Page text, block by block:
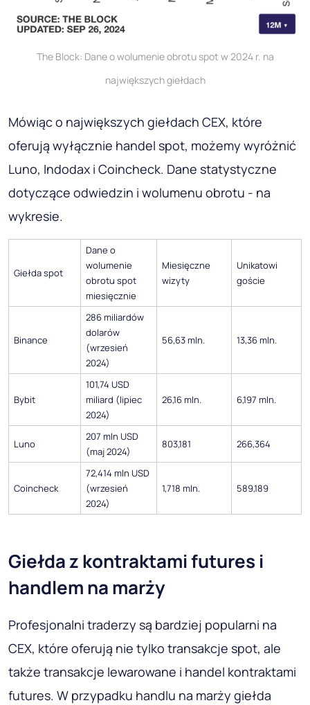
The Block: Dane o wolumenie obrotu spot w 2024 r. na
największych giełdach
Mówiąc o największych giełdach CEX, które
oferują wyłącznie handel spot, możemy wyróżnić
Luno, Indodax i Coincheck. Dane statystyczne
dotyczące odwiedzin i wolumenu obrotu - na
wykresie.
Giełda spot
Dane o
wolumenie
obrotu spot
miesięcznie
Miesięczne
wizyty
Unikatowi
goście
Binance
286 miliardów
dolarów
(wrzesień
2024)
56,63 mln. 13,36 mln.
Bybit
101,74 USD
miliard (lipiec
2024)
26,16 mln. 6,197 mln.
Luno
207 mln USD
(maj 2024)
803,181 266,364
Coincheck
72,414 mln USD
(wrzesień
2024)
1,718 mln. 589,189
Giełda z kontraktami futures i
handlem na marży
Profesjonalni traderzy są bardziej popularni na
CEX, które oferują nie tylko transakcje spot, ale
także transakcje lewarowane i handel kontraktami
futures. W przypadku handlu na marży giełda